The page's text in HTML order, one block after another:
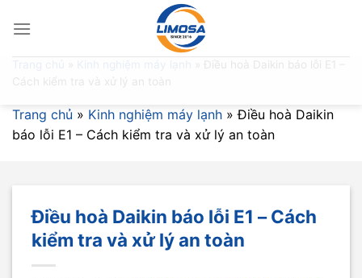
Điều hoà Daikin báo lỗi E1 –
Cách kiểm tra và xử lý an toàn
Trang chủ » Kinh nghiệm máy lạnh »Điều hoà Daikin
báo lỗi E1 – Cách kiểm tra và xử lý an toàn
Điều hoà Daikin báo lỗi E1 – Cách
kiểm tra và xử lý an toàn